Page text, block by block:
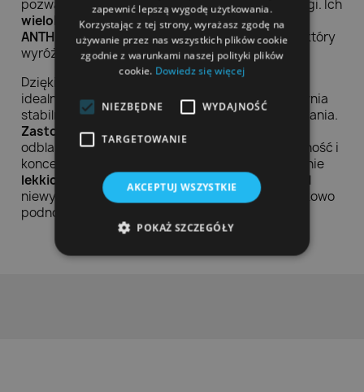
pozwala na dłuższe i bardziej komfortowe treningi. Ich
wielokolorowy designw odcieniach SILVER-
ANTHRACITE SW4zapewnia atrakcyjny wygląd, który
wyróżnia się na basenie.
Dzięki
, okulary te można
idealnie dopasować do kształtu głowy, co zapewnia
stabilność i komfort podczas intensywnego pływania.
Zastosowane soczewki lustrzane
odblaski w wodzie, co pozwala na lepszą widoczność i
koncentrację na osiąganiu wyników. Wykorzystanie
lekkich materiałówsprawia, że okulary są niemal
niewyczuwalne podczas użytkowania, co dodatkowo
podnosi komfort i wydajność treningów.
zapewnić lepszą wygodę użytkowania.
Korzystając z tej strony, wyrażasz zgodę na
używanie przez nas wszystkich plików cookie
zgodnie z warunkami naszej polityki plików
cookie. Dowiedz się więcej
NIEZBĘDNE WYDAJNOŚĆ
TARGETOWANIE
AKCEPTUJ WSZYSTKIE
POKAŻ SZCZEGÓŁY